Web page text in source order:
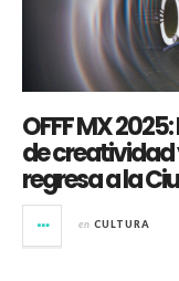
OFFF MX
de
regresa a la
en CULTURA